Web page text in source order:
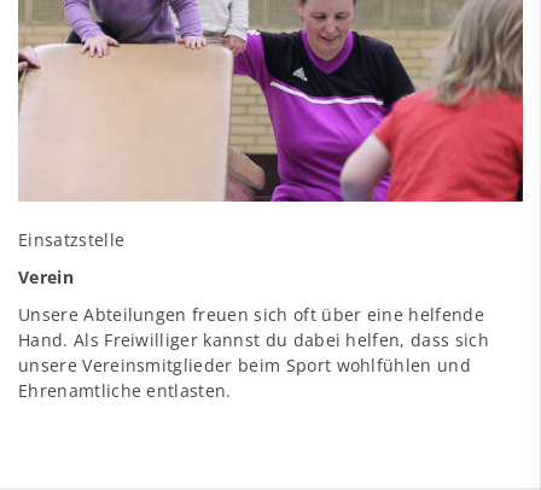
Einsatzstelle
Verein
Unsere Abteilungen freuen sich oft über eine helfende
Hand. Als Freiwilliger kannst du dabei helfen, dass sich
unsere Vereinsmitglieder beim Sport wohlfühlen und
Ehrenamtliche entlasten.